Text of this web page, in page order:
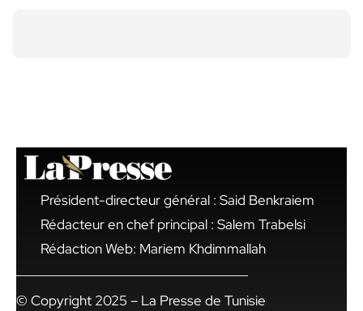
Président-directeur général : Said Benkraiem
Rédacteur en chef principal : Salem Trabelsi
Rédaction Web: Mariem Khdimmallah
© Copyright 2025 – La Presse de Tunisie